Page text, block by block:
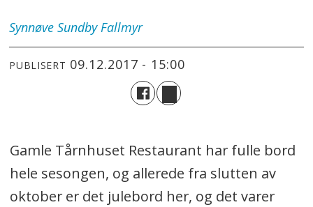
Synnøve Sundby Fallmyr
PUBLISERT 09.12.2017 - 15:00
Gamle Tårnhuset Restaurant har fulle bord
hele sesongen, og allerede fra slutten av
oktober er det julebord her, og det varer